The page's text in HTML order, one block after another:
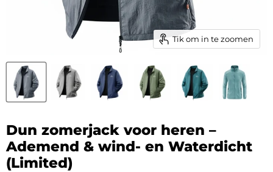
Tik om in te zoomen
Dun zomerjack voor heren –
Ademend & wind- en Waterdicht
(Limited)